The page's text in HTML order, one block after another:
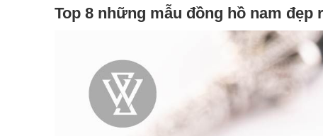
Top 8 những mẫu đồng hồ nam